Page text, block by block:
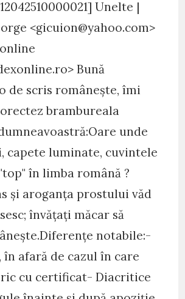
Unelte |
<gicuion@yahoo.com>
Bună
de scris românește, îmi
brambureala
unde
capete luminate, cuvintele
în limba română ?
și aroganța prostului văd
învățați măcar să
notabile:-
afară de cazul în care
cu certificat- Diacritice